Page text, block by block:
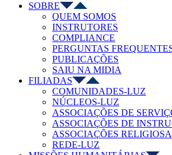
SOBRE
QUEM SOMOS
INSTRUTORES
COMPLIANCE
PERGUNTAS
PUBLICAÇÕES
SAIU NA MIDIA
FILIADAS
COMUNIDADES-LUZ
NÚCLEOS-LUZ
ASSOCIAÇÕES DE
ASSOCIAÇÕES DE
ASSOCIAÇÕES
REDE-LUZ